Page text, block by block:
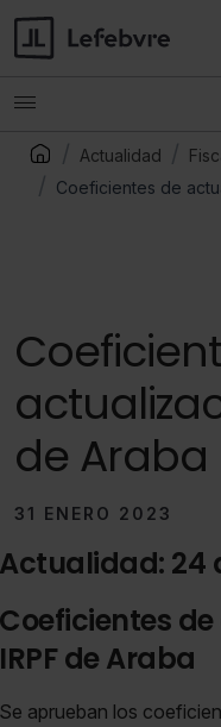
Actualidad
Coeficientes de
de Araba
31 ENERO 2023
Actualidad: 24
Coeficientes
IRPF de Araba
Se aprueban los